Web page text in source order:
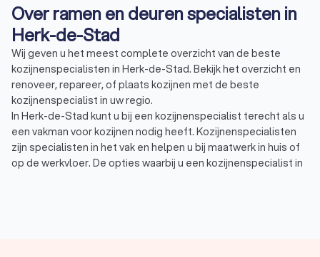
Over ramen en deuren specialisten in
Herk-de-Stad
Wij geven u het meest complete overzicht van de beste
kozijnenspecialisten in Herk-de-Stad. Bekijk het overzicht en
renoveer, repareer, of plaats kozijnen met de beste
kozijnenspecialist in uw regio.
In Herk-de-Stad kunt u bij een kozijnenspecialist terecht als u
een vakman voor kozijnen nodig heeft. Kozijnenspecialisten
zijn specialisten in het vak en helpen u bij maatwerk in huis of
op de werkvloer. De opties waarbij u een kozijnenspecialist in